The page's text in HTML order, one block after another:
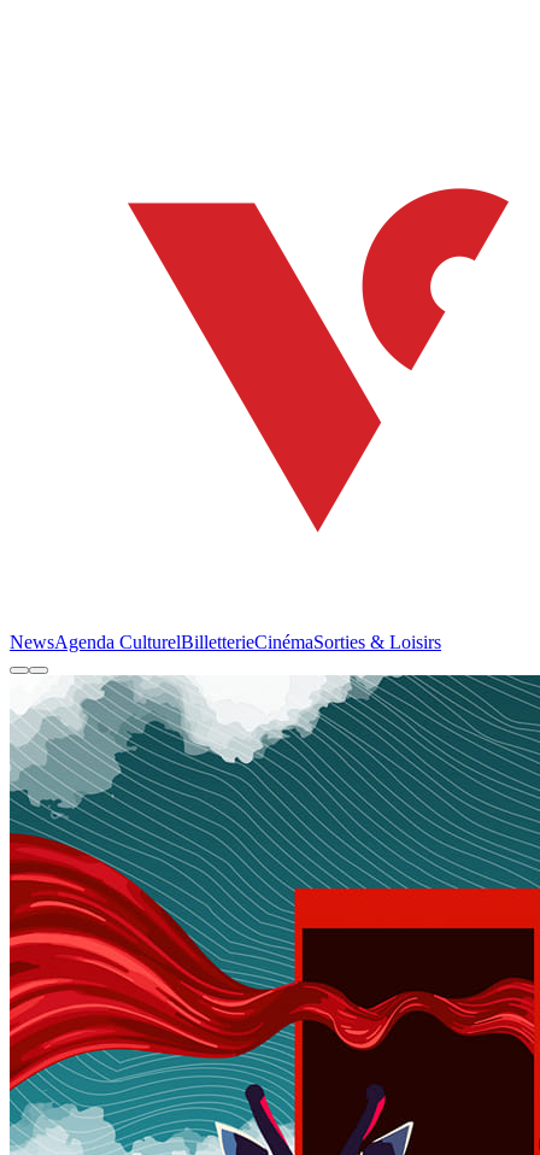
NewsAgenda CulturelBilletterieCinémaSorties & Loisirs